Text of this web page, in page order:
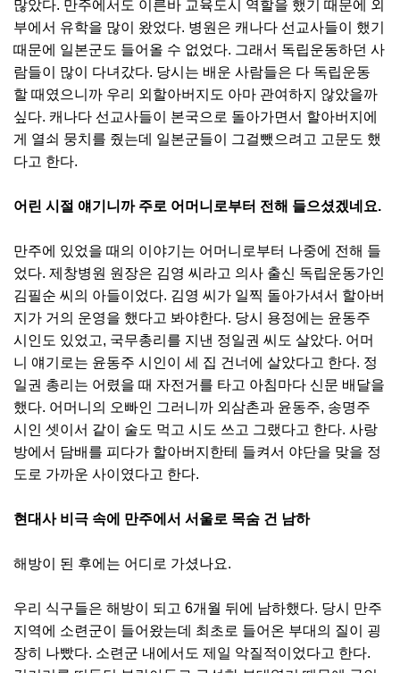
많았다. 만주에서도 이른바 교육도시 역할을 했기 때문에 외
부에서 유학을 많이 왔었다. 병원은 캐나다 선교사들이 했기
때문에 일본군도 들어올 수 없었다. 그래서 독립운동하던 사
람들이 많이 다녀갔다. 당시는 배운 사람들은 다 독립운동
할 때였으니까 우리 외할아버지도 아마 관여하지 않았을까
싶다. 캐나다 선교사들이 본국으로 돌아가면서 할아버지에
게 열쇠 뭉치를 줬는데 일본군들이 그걸뺐으려고 고문도 했
다고 한다.
어린 시절 얘기니까 주로 어머니로부터 전해 들으셨겠네요.
만주에 있었을 때의 이야기는 어머니로부터 나중에 전해 들
었다. 제창병원 원장은 김영 씨라고 의사 출신 독립운동가인
김필순 씨의 아들이었다. 김영 씨가 일찍 돌아가셔서 할아버
지가 거의 운영을 했다고 봐야한다. 당시 용정에는 윤동주
시인도 있었고, 국무총리를 지낸 정일권 씨도 살았다. 어머
니 얘기로는 윤동주 시인이 세 집 건너에 살았다고 한다. 정
일권 총리는 어렸을 때 자전거를 타고 아침마다 신문 배달을
했다. 어머니의 오빠인 그러니까 외삼촌과 윤동주, 송명주
시인 셋이서 같이 술도 먹고 시도 쓰고 그랬다고 한다. 사랑
방에서 담배를 피다가 할아버지한테 들켜서 야단을 맞을 정
도로 가까운 사이였다고 한다.
현대사 비극 속에 만주에서 서울로 목숨 건 남하
해방이 된 후에는 어디로 가셨나요.
우리 식구들은 해방이 되고 6개월 뒤에 남하했다. 당시 만주
지역에 소련군이 들어왔는데 최초로 들어온 부대의 질이 굉
장히 나빴다. 소련군 내에서도 제일 악질적이었다고 한다.